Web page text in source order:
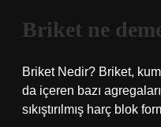
Briket ne
Briket Nedir? Briket,
da içeren bazı
sıkıştırılmış harç blok